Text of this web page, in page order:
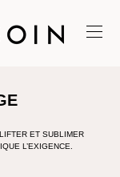
ET SUBLIMER
L’EXIGENCE.